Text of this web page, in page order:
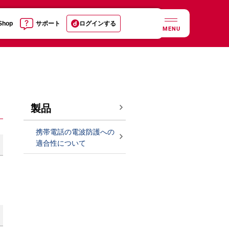
サポート ログインする
MENU
製品
携帯電話の電波防護への
適合性について